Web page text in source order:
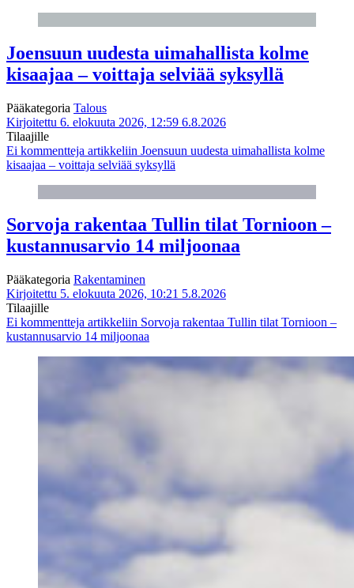
Joensuun uudesta uimahallista kolme
kisaajaa – voittaja selviää syksyllä
Pääkategoria Talous
Kirjoitettu 6. elokuuta 2026, 12:59 6.8.2026
Tilaajille
Ei kommentteja artikkeliin Joensuun uudesta uimahallista kolme
kisaajaa – voittaja selviää syksyllä
Sorvoja rakentaa Tullin tilat Tornioon –
kustannusarvio 14 miljoonaa
Pääkategoria Rakentaminen
Kirjoitettu 5. elokuuta 2026, 10:21 5.8.2026
Tilaajille
Ei kommentteja artikkeliin Sorvoja rakentaa Tullin tilat Tornioon –
kustannusarvio 14 miljoonaa